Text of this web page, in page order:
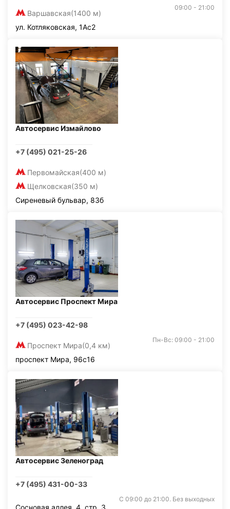
Варшавская(1400 м)
09:00 - 21:00
ул. Котляковская, 1Ас2
Автосервис Измайлово
+7 (495) 021-25-26
Первомайская(400 м)
Щелковская(350 м)
Сиреневый бульвар, 83б
Автосервис Проспект Мира
+7 (495) 023-42-98
Проспект Мира(0,4 км)
Пн-Вс: 09:00 - 21:00
проспект Мира, 96с16
Автосервис Зеленоград
+7 (495) 431-00-33
С 09:00 до 21:00. Без выходных
Сосновая аллея, 4, стр. 3